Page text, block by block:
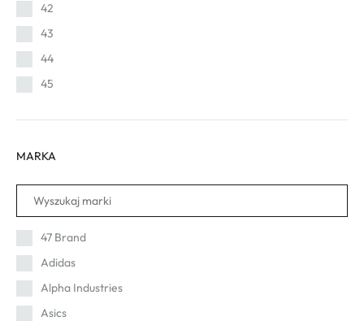
42
43
44
45
MARKA
47 Brand
Adidas
Alpha Industries
Asics